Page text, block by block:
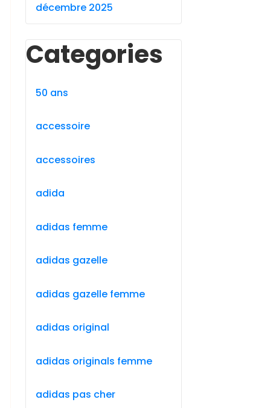
décembre 2025
Categories
50 ans
accessoire
accessoires
adida
adidas femme
adidas gazelle
adidas gazelle femme
adidas original
adidas originals femme
adidas pas cher